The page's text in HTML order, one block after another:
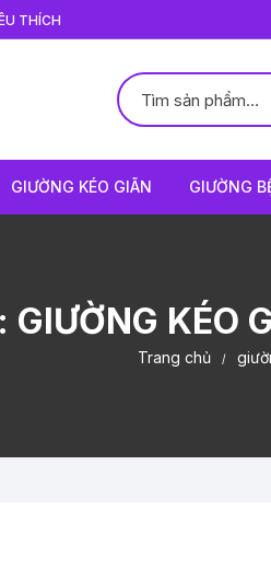
THÍCH
GIƯỜNG KÉO GIÃN GIƯỜNG
GIƯỜNG KÉO
Trang chủ